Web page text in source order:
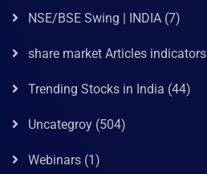
NSE/BSE Swing | INDIA (7)
share market Articles indicators
Trending Stocks in India (44)
Uncategroy (504)
Webinars (1)